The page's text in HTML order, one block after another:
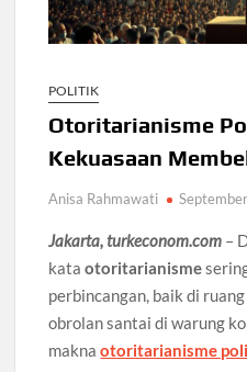
POLITIK
Otoritarianisme
Kekuasaan
Anisa Rahmawati
Jakarta, turkeconom.com –
kataotoritarianisme
perbincangan, baik di
obrolan santai di warung
maknaotoritarianisme